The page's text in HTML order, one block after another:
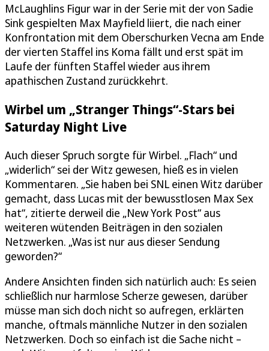
McLaughlins Figur war in der Serie mit der von Sadie
Sink gespielten Max Mayfield liiert, die nach einer
Konfrontation mit dem Oberschurken Vecna am Ende
der vierten Staffel ins Koma fällt und erst spät im
Laufe der fünften Staffel wieder aus ihrem
apathischen Zustand zurückkehrt.
Wirbel um „Stranger Things“-Stars bei
Saturday Night Live
Auch dieser Spruch sorgte für Wirbel. „Flach“ und
„widerlich“ sei der Witz gewesen, hieß es in vielen
Kommentaren. „Sie haben bei SNL einen Witz darüber
gemacht, dass Lucas mit der bewusstlosen Max Sex
hat“, zitierte derweil die „New York Post“ aus
weiteren wütenden Beiträgen in den sozialen
Netzwerken. „Was ist nur aus dieser Sendung
geworden?“
Andere Ansichten finden sich natürlich auch: Es seien
schließlich nur harmlose Scherze gewesen, darüber
müsse man sich doch nicht so aufregen, erklärten
manche, oftmals männliche Nutzer in den sozialen
Netzwerken. Doch so einfach ist die Sache nicht –